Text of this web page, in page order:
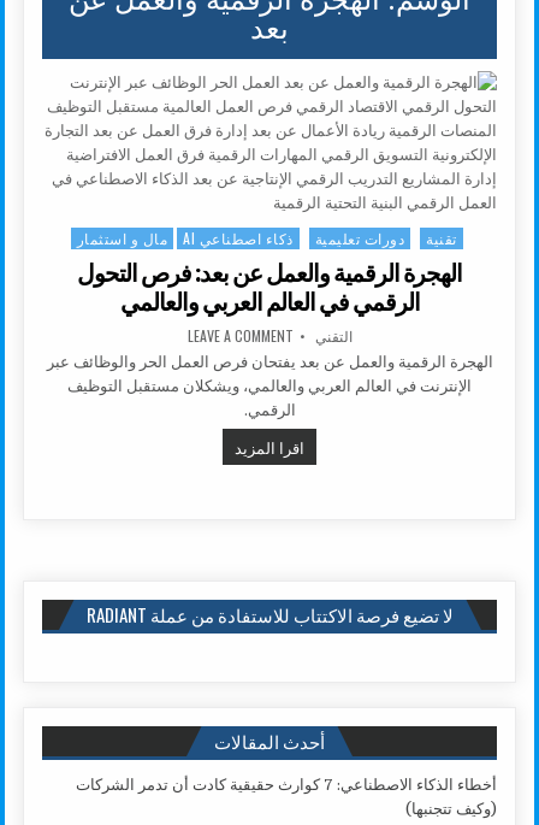
بعد
Posted in
تقنية دورات تعليمية ذكاء اصطناعي AI مال و استثمار
الهجرة الرقمية والعمل عن بعد: فرص التحول
الرقمي في العالم العربي والعالمي
AUTHOR:
التقني LEAVE A COMMENTON الهجرة الرقمية والعمل عن بعد: فرص التحول الرقمي في العالم العربي والعالمي
الهجرة الرقمية والعمل عن بعد يفتحان فرص العمل الحر والوظائف عبر
الإنترنت في العالم العربي والعالمي، ويشكلان مستقبل التوظيف
الرقمي.
اقرا المزيد
لا تضيع فرصة الاكتتاب للاستفادة من عملة RADIANT
أحدث المقالات
أخطاء الذكاء الاصطناعي: 7 كوارث حقيقية كادت أن تدمر الشركات
(وكيف تتجنبها)